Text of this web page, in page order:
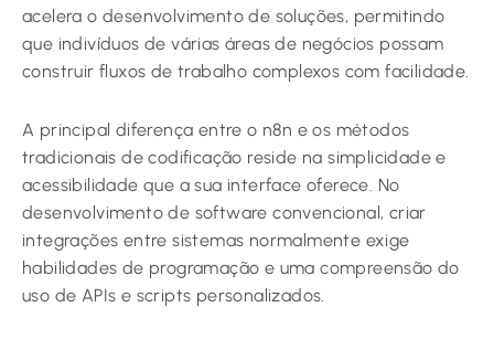
acelera o desenvolvimento de soluções, permitindo
que indivíduos de várias áreas de negócios possam
construir fluxos de trabalho complexos com facilidade.
A principal diferença entre o n8n e os métodos
tradicionais de codificação reside na simplicidade e
acessibilidade que a sua interface oferece. No
desenvolvimento de software convencional, criar
integrações entre sistemas normalmente exige
habilidades de programação e uma compreensão do
uso de APIs e scripts personalizados.